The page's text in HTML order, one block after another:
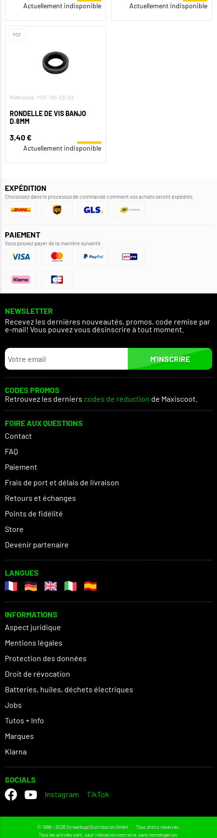
Actuellement indisponible Actuellement indisponible
YCF
Référence: YCF-110-23-03
RONDELLE DE VIS BANJO
D.8MM
3,40 €
Actuellement indisponible
EXPÉDITION
Choisissez dans le processus de commande comment vos achats seront expédiés.
PAIEMENT
Vous pouvez payer de la manière suivante.
NEWSLETTER
Recevez les dernières nouveautés, promos, code remise par
e-mail! Vous pouvez vous désinscrire à tout moment.
M’INSCRIRE
CODES PROMOS
Retrouvez les derniers codes de réduction de Maxiscoot.
FOIRE AUX QUESTIONS
Contact
FAQ
Paiement
Frais de port et délais de livraison
Retours et échanges
Points de fidélité
Store
Devenir partenaire
LANGUES
INFORMATIONS
Aspect juridique
Mentions légales
Protection des données
Droit de révocation
Batteries, huiles, déchets électriques
Jobs
Tutos + Info
Marques
Klarna
SOCIALS
Instagram
TikTok
© 1998 - 2026 Streetbuzz Distribution GmbH
Tous droits réservés.
Tous les articles sont, sauf indication contraire, sans homologation.